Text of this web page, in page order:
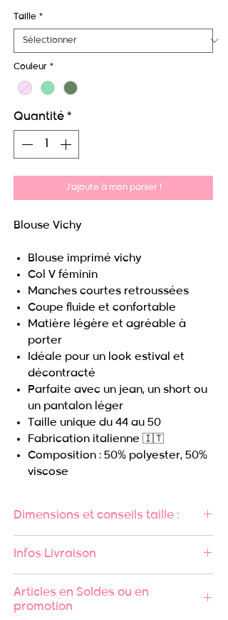
Taille *
Couleur *
Quantité *
J'ajoute à mon panier !
Blouse Vichy
Blouse imprimé vichy
Col V féminin
Manches courtes retroussées
Coupe fluide et confortable
Matière légère et agréable à
porter
Idéale pour un look estival et
décontracté
Parfaite avec un jean, un short ou
un pantalon léger
Taille unique du 44 au 50
Fabrication italienne 🇮🇹
Composition : 50% polyester, 50%
viscose
Dimensions et conseils taille :
Largeur taille : 72 cm
Longueur : 71 cm
Léana mesure 1.68m et porte
habituellement une taille 44/46.
Infos Livraison
🔄 Retours acceptés
💳 Paiement en plusieurs fois
Articles en Soldes ou en
promotion